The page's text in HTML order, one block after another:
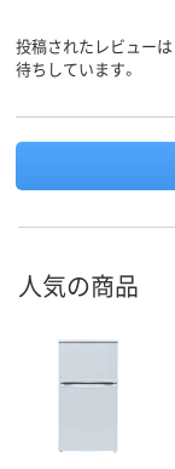
投稿されたレビュー
待ちしています。
人気の商品